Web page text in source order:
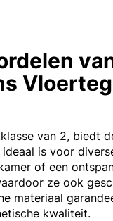
van 2, biedt
is voor
of een
ze ook
materiaal
kwaliteit.